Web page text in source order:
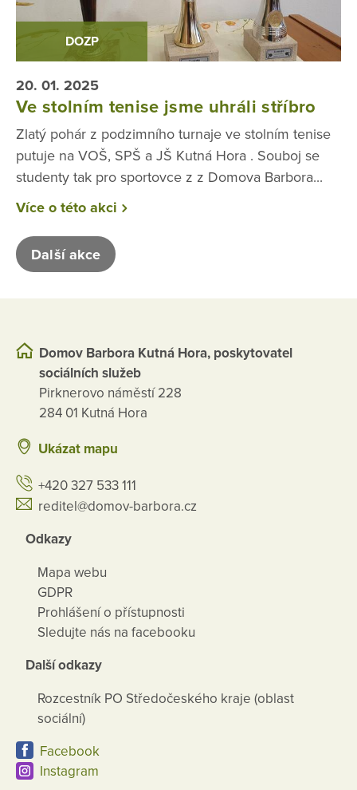
DOZP
20. 01. 2025
Ve stolním tenise jsme uhráli stříbro
Zlatý pohár z podzimního turnaje ve stolním tenise
putuje na VOŠ, SPŠ a JŠ Kutná Hora . Souboj se
studenty tak pro sportovce z z Domova Barbora...
Více o této akci
Další akce
Domov Barbora Kutná Hora, poskytovatel
sociálních služeb
Pirknerovo náměstí 228
284 01 Kutná Hora
Ukázat mapu
+420 327 533 111
reditel@domov-barbora.cz
Odkazy
Mapa webu
GDPR
Prohlášení o přístupnosti
Sledujte nás na facebooku
Další odkazy
Rozcestník PO Středočeského kraje (oblast
sociální)
Facebook
Instagram